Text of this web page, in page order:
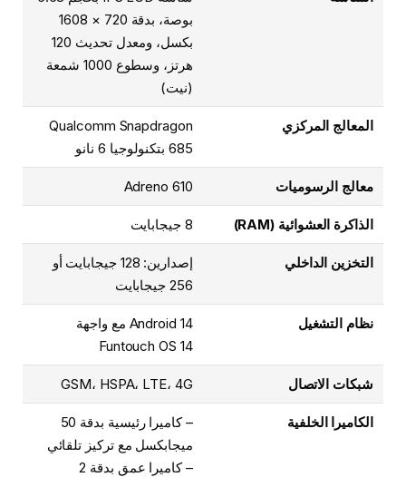
بوصة، بدقة 720 × 1608
بكسل، ومعدل تحديث 120
هرتز، وسطوع 1000 شمعة
(نيت)
المعالج المركزي
Qualcomm Snapdragon
685 بتكنولوجيا 6 نانو
معالج الرسوميات Adreno 610
الذاكرة العشوائية (RAM) 8 جيجابايت
التخزين الداخلي
إصدارين: 128 جيجابايت أو
256 جيجابايت
نظام التشغيل
Android 14 مع واجهة
Funtouch OS 14
شبكات الاتصال GSM، HSPA، LTE، 4G
الكاميرا الخلفية
– كاميرا رئيسية بدقة 50
ميجابكسل مع تركيز تلقائي
– كاميرا عمق بدقة 2